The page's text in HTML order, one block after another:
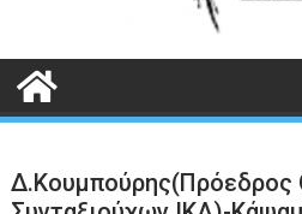
Δ.Κουμπούρης(Πρόεδρος